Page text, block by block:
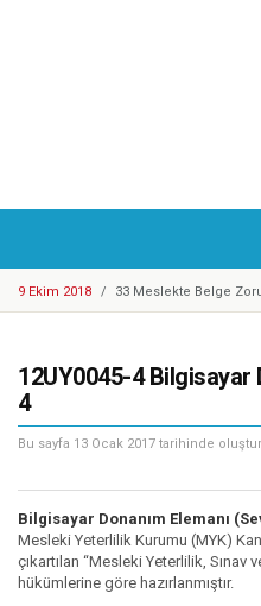
9 Ekim 2018 /
33 Meslekte Belge
di25 Eylül 2018 / Türkiye Yeterlilikler
rildi
14 Mayıs 2018
20 Mart 2018 / Enerji Sektöründe 1
Mesleki Yeterlilik
yınlandı
9 Mart 2018 /
Metal Sektöründe
9 Ekim 2018 / Europass Merkezleri
12UY0045-4 Bilgisayar
4
Bu sayfa 13 Ocak 2017 tarihinde
Bilgisayar Donanım Elemanı
Mesleki Yeterlilik Kurumu (MYK)
çıkartılan “Mesleki Yeterlilik, Sınav
hükümlerine göre hazırlanmıştır.